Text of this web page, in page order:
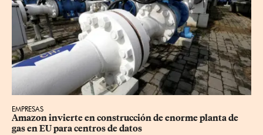
EMPRESAS
Amazon invierte en construcción de enorme planta de
gas en EU para centros de datos